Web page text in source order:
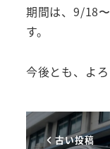
期間は、9/18
す。
今後とも、よ
古い投稿